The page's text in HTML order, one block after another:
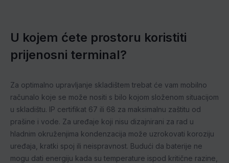
U kojem ćete prostoru koristiti
prijenosni terminal?
Za optimalno upravljanje skladištem trebat će vam mobilno
računalo koje se može nositi s bilo kojom složenom situacijom
u skladištu. IP certifikat 67 ili 68 za maksimalnu zaštitu od
prašine i vode. Za uređaje koji nisu dizajnirani za rad u
hladnim okruženjima kondenzacija može uzrokovati koroziju
uređaja, kratki spoj ili neispravnost. Budući da baterije ne
mogu dati energiju kada su temperature ispod kritične razine,